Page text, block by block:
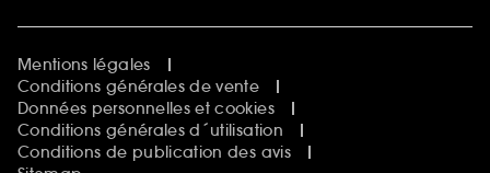
Mentions légales
Conditions générales de vente
Données personnelles et cookies
Conditions générales d´utilisation
Conditions de publication des avis